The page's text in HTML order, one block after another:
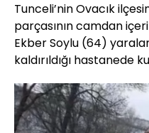
Tunceli’nin Ovacık
parçasının camdan
Ekber Soylu (64)
kaldırıldığı hastanede